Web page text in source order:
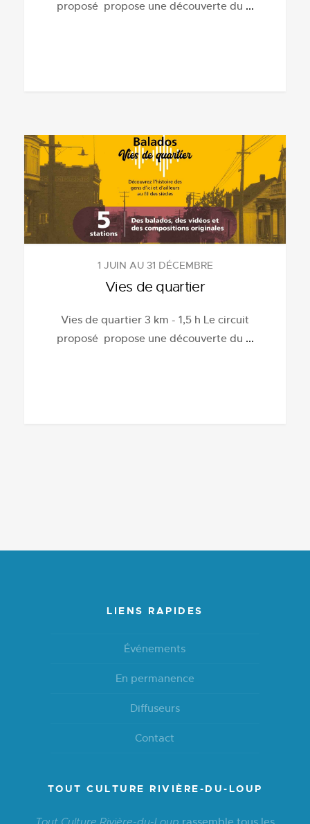
proposé propose une découverte du ...
1 JUIN AU 31 DÉCEMBRE
Vies de quartier
Vies de quartier 3 km - 1,5 h Le circuit
proposé propose une découverte du ...
LIENS RAPIDES
Événements
En permanence
Diffuseurs
Contact
TOUT CULTURE RIVIÈRE-DU-LOUP